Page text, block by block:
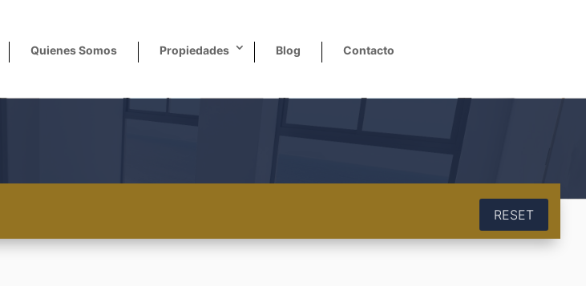
Quienes Somos Propiedades Blog Contacto
RESET